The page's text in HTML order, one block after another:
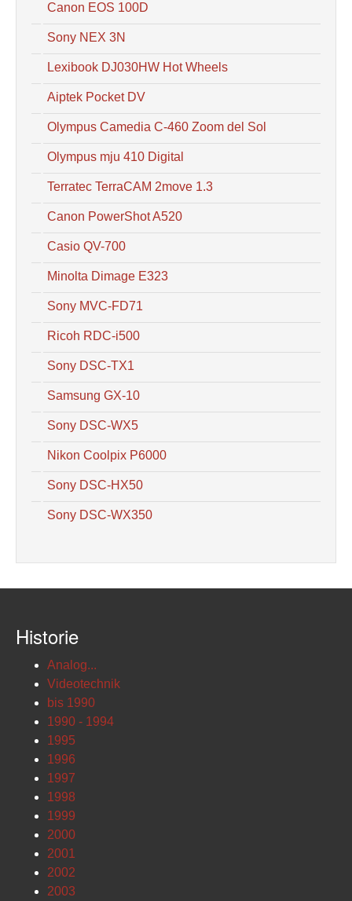
Canon EOS 100D
Sony NEX 3N
Lexibook DJ030HW Hot Wheels
Aiptek Pocket DV
Olympus Camedia C-460 Zoom del Sol
Olympus mju 410 Digital
Terratec TerraCAM 2move 1.3
Canon PowerShot A520
Casio QV-700
Minolta Dimage E323
Sony MVC-FD71
Ricoh RDC-i500
Sony DSC-TX1
Samsung GX-10
Sony DSC-WX5
Nikon Coolpix P6000
Sony DSC-HX50
Sony DSC-WX350
Historie
Analog...
Videotechnik
bis 1990
1990 - 1994
1995
1996
1997
1998
1999
2000
2001
2002
2003